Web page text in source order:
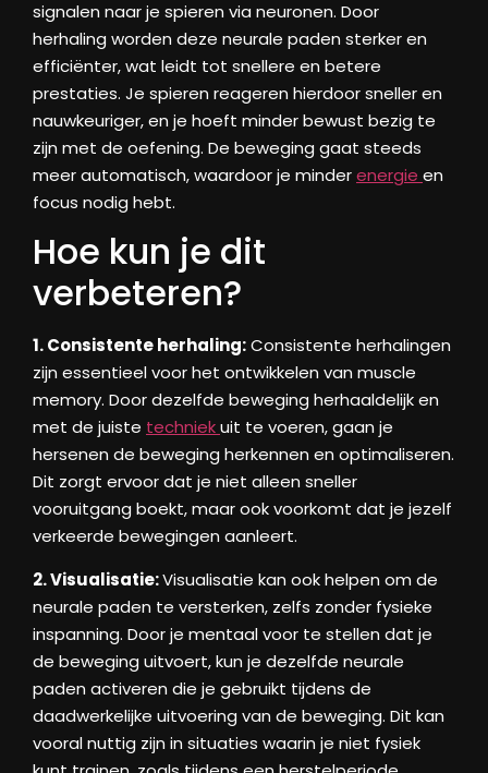
signalen naar je spieren via neuronen. Door
herhaling worden deze neurale paden sterker en
efficiënter, wat leidt tot snellere en betere
prestaties. Je spieren reageren hierdoor sneller en
nauwkeuriger, en je hoeft minder bewust bezig te
zijn met de oefening. De beweging gaat steeds
meer automatisch, waardoor je minderenergie en
focus nodig hebt.
Hoe kun je dit
verbeteren?
1. Consistente herhaling:Consistente herhalingen
zijn essentieel voor het ontwikkelen van muscle
memory. Door dezelfde beweging herhaaldelijk en
met de juiste techniekuit te voeren, gaan je
hersenen de beweging herkennen en optimaliseren.
Dit zorgt ervoor dat je niet alleen sneller
vooruitgang boekt, maar ook voorkomt dat je jezelf
verkeerde bewegingen aanleert.
2. Visualisatie:Visualisatie kan ook helpen om de
neurale paden te versterken, zelfs zonder fysieke
inspanning. Door je mentaal voor te stellen dat je
de beweging uitvoert, kun je dezelfde neurale
paden activeren die je gebruikt tijdens de
daadwerkelijke uitvoering van de beweging. Dit kan
vooral nuttig zijn in situaties waarin je niet fysiek